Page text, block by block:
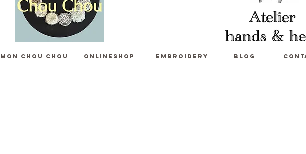
MON Chou Chou ONLINESHOP Embroidery blog